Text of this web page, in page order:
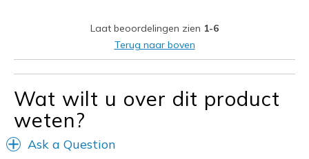
I'm Really Into Shoes
Laat beoordelingen zien 1-6
Terug naar boven
Wat wilt u over dit product
weten?
Ask a Question